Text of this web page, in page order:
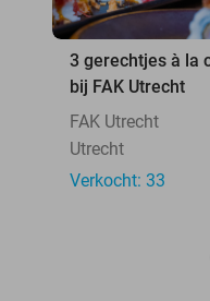
3 gerechtjes à la
bij FAK Utrecht
FAK Utrecht
Utrecht
Verkocht: 33